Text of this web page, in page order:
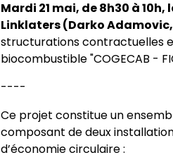
Mardi 21 mai, de 8h30 à
Linklaters (Darko
structurations contractuelles
biocombustible "COGECAB -
----
Ce projet constitue un
composant de deux
d’économie circulaire :